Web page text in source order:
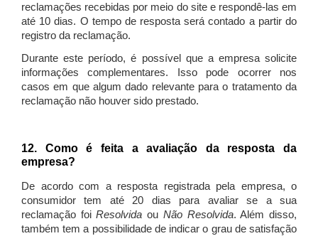
reclamações recebidas por meio do site e respondê-las em
até 10 dias. O tempo de resposta será contado a partir do
registro da reclamação.
Durante este período, é possível que a empresa solicite
informações complementares. Isso pode ocorrer nos
casos em que algum dado relevante para o tratamento da
reclamação não houver sido prestado.
12. Como é feita a avaliação da resposta da
empresa?
De acordo com a resposta registrada pela empresa, o
consumidor tem até 20 dias para avaliar se a sua
reclamação foiResolvida ou Não Resolvida. Além disso,
também tem a possibilidade de indicar o grau de satisfação